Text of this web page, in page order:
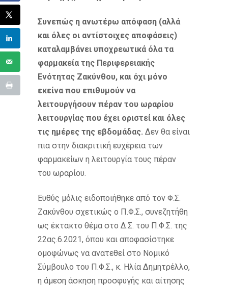
Συνεπώς η ανωτέρω απόφαση (αλλά
και όλες οι αντίστοιχες αποφάσεις)
καταλαμβάνει υποχρεωτικά όλα τα
φαρμακεία της Περιφερειακής
Ενότητας Ζακύνθου, και όχι μόνο
εκείνα που επιθυμούν να
λειτουργήσουν πέραν του ωραρίου
λειτουργίας που έχει οριστεί και όλες
τις ημέρες της εβδομάδας. Δεν θα είναι
πια στην διακριτική ευχέρεια των
φαρμακείων η λειτουργία τους πέραν
του ωραρίου.
Ευθύς μόλις ειδοποιήθηκε από τον Φ.Σ.
Ζακύνθου σχετικώς ο Π.Φ.Σ., συνεζητήθη
ως έκτακτο θέμα στο Δ.Σ. του Π.Φ.Σ. της
22ας.6.2021, όπου και αποφασίστηκε
ομοφώνως να ανατεθεί στο Νομικό
Σύμβουλο του Π.Φ.Σ., κ. Ηλία Δημητρέλλο,
η άμεση άσκηση προσφυγής και αίτησης